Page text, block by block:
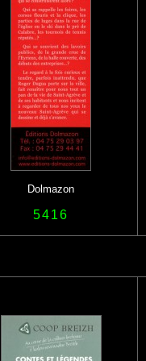
Dolmazon
5416